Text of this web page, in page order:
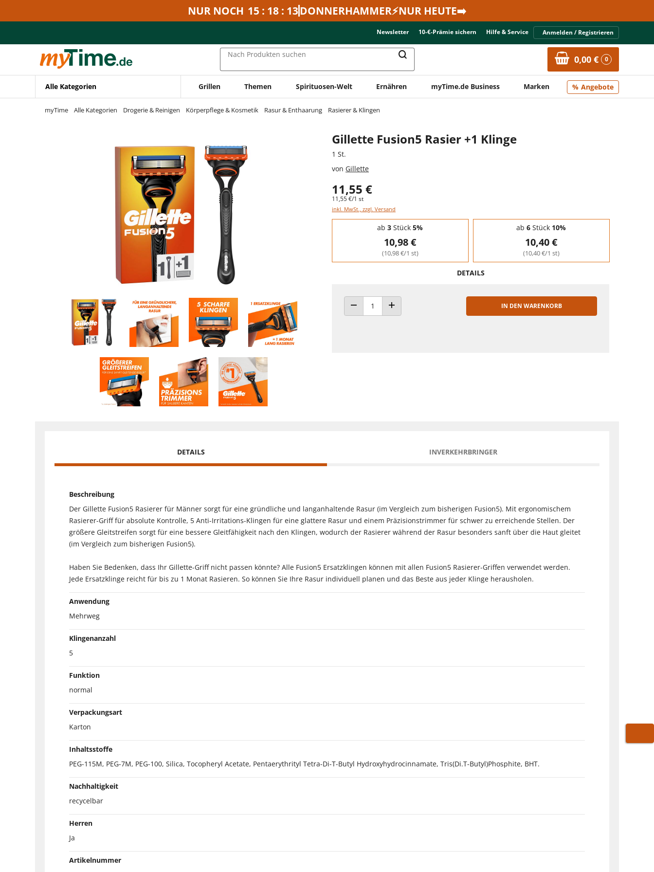
Zur Navigation springen
NUR NOCH 15 : 18 : 13DONNERHAMMER⚡NUR HEUTE➡️
Newsletter 10-€-Prämie sichern Hilfe & Service Anmelden / Registrieren
Nach Produkten suchen 0,00 € 0
Alle Kategorien Grillen Themen Spirituosen-Welt Ernähren myTime.de Business Marken Angebote
myTime Alle Kategorien Drogerie & Reinigen Körperpflege & Kosmetik Rasur & Enthaarung Rasierer & Klingen
Gillette Fusion5 Rasier +1 Klinge
1 St.
von Gillette
11,55 €
11,55 €/1 st
inkl. MwSt., zzgl. Versand
Staffelpreise - Mengenrabatt
ab 3 Stück 5%
10,98 €
(10,98 €/1 st)
ab 6 Stück 10%
10,40 €
(10,40 €/1 st)
DETAILS
ANZAHL VERRINGERNANZAHL ERHÖHEN
IN DEN WARENKORB
DETAILS INVERKEHRBRINGER
Beschreibung
Der Gillette Fusion5 Rasierer für Männer sorgt für eine gründliche und langanhaltende Rasur (im Vergleich zum bisherigen Fusion5). Mit ergonomischem
Rasierer-Griff für absolute Kontrolle, 5 Anti-Irritations-Klingen für eine glattere Rasur und einem Präzisionstrimmer für schwer zu erreichende Stellen. Der
größere Gleitstreifen sorgt für eine bessere Gleitfähigkeit nach den Klingen, wodurch der Rasierer während der Rasur besonders sanft über die Haut gleitet
(im Vergleich zum bisherigen Fusion5).
Haben Sie Bedenken, dass Ihr Gillette-Griff nicht passen könnte? Alle Fusion5 Ersatzklingen können mit allen Fusion5 Rasierer-Griffen verwendet werden.
Jede Ersatzklinge reicht für bis zu 1 Monat Rasieren. So können Sie Ihre Rasur individuell planen und das Beste aus jeder Klinge herausholen.
Anwendung
Mehrweg
Klingenanzahl
5
Funktion
normal
Verpackungsart
Karton
Inhaltsstoffe
PEG-115M, PEG-7M, PEG-100, Silica, Tocopheryl Acetate, Pentaerythrityl Tetra-Di-T-Butyl Hydroxyhydrocinnamate, Tris(Di.T-Butyl)Phosphite, BHT.
Nachhaltigkeit
recycelbar
Herren
Ja
Artikelnummer